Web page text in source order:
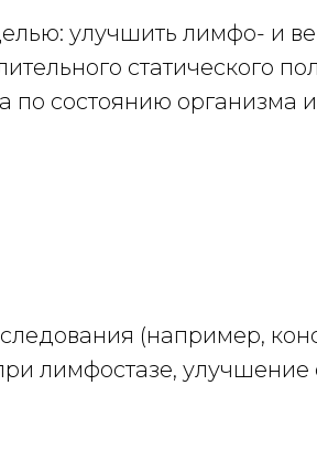
улучшить лимфо- и
статического
по состоянию организма
(например,
лимфостазе, улучшение